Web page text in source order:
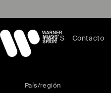
FAQ´S Contacto
País/región